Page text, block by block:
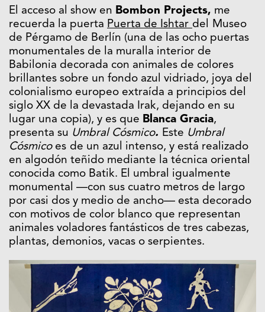
El acceso al show en Bombon Projects, me
recuerda la puerta Puerta de Ishtar del
Museo
de Pérgamo de Berlín (una de las ocho puertas
monumentales de la muralla interior de
Babilonia decorada con animales de colores
brillantes sobre un fondo azul vidriado, joya del
colonialismo europeo extraída a principios del
siglo XX de la devastada Irak, dejando en su
lugar una copia), y es que Blanca Gracia,
presenta su Umbral Cósmico. Este Umbral
Cósmico es de un azul intenso, y está realizado
en algodón teñido mediante la técnica oriental
conocida como Batik. El umbral igualmente
monumental —con sus cuatro metros de largo
por casi dos y medio de ancho— esta decorado
con motivos de color blanco que representan
animales voladores fantásticos de tres cabezas,
plantas, demonios, vacas o serpientes.